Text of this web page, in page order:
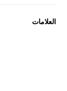
العلامات